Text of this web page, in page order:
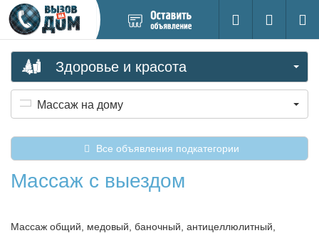
новое
Поиск
Вход на
Здоровье и красота
Массаж на дому
Все объявления подкатегории
Массаж с выездом
Массаж общий, медовый, баночный, антицеллюлитный,